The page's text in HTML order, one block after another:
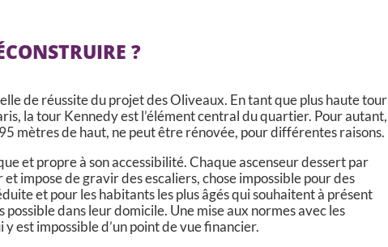
?
de réussite du projet des Oliveaux. En tant que plus haute tour
la tour Kennedy est l’élément central du quartier. Pour autant,
mètres de haut, ne peut être rénovée, pour différentes raisons.
et propre à son accessibilité. Chaque ascenseur dessert par
impose de gravir des escaliers, chose impossible pour des
et pour les habitants les plus âgés qui souhaitent à présent
possible dans leur domicile. Une mise aux normes avec les
y est impossible d’un point de vue financier.